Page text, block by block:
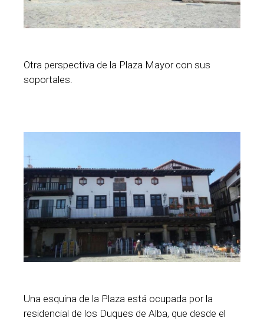
Otra perspectiva de la Plaza Mayor con sus
soportales.
Una esquina de la Plaza está ocupada por la
residencial de los Duques de Alba, que desde el